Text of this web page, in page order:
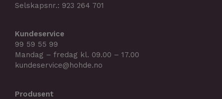
Selskapsnr.: 923 264 701
Kundeservice
99 59 55 99
Mandag – fredag kl. 09.00 – 17.00
kundeservice@hohde.no
Produsent